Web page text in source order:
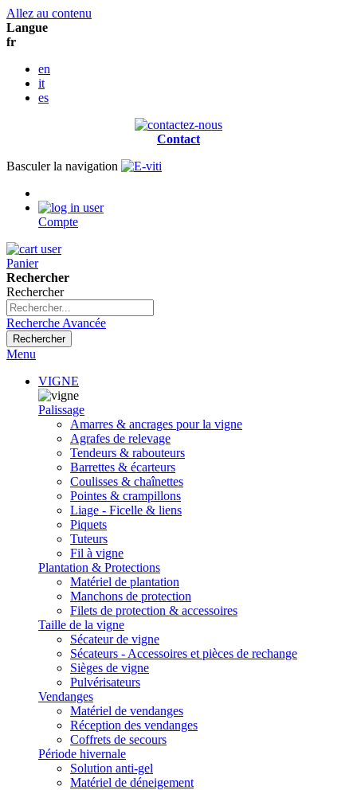
Allez au contenu
Langue
fr
en
it
es
Contact
Basculer la navigation
Compte
Panier
Rechercher
Rechercher
Recherche Avancée
Rechercher
Menu
VIGNE
Palissage
Amarres & ancrages pour la vigne
Agrafes de relevage
Tendeurs & rabouteurs
Barrettes & écarteurs
Coulisses & chaînettes
Pointes & crampillons
Liage - Ficelle & liens
Piquets
Tuteurs
Fil à vigne
Plantation & Protections
Matériel de plantation
Manchons de protection
Filets de protection & accessoires
Taille de la vigne
Sécateur de vigne
Sécateurs - Accessoires et pièces de rechange
Sièges de vigne
Pulvérisateurs
Vendanges
Matériel de vendanges
Réception des vendanges
Coffrets de secours
Période hivernale
Solution anti-gel
Matériel de déneigement